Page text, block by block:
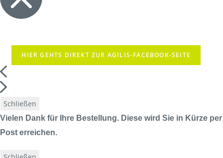
HIER GEHTS DIREKT ZUR AGILIS-FACEBOOK-SEITE
Schließen
Vielen Dank für Ihre Bestellung. Diese wird Sie in Kürze per
Post erreichen.